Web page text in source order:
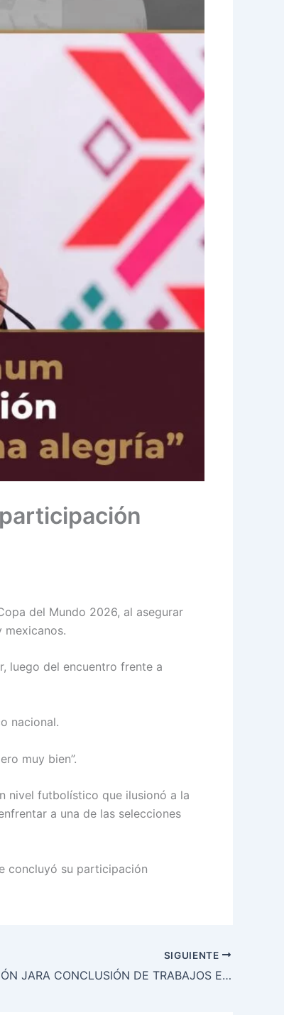
del Mundo 2026, al asegurar
mexicanos.
luego del encuentro frente a
nacional.
muy bien”.
nivel futbolístico que ilusionó a la
a una de las selecciones
concluyó su participación
SIGUIENTE
ANUNCIA SALOMÓN JARA CONCLUSIÓN DE TRABAJOS EN MACRO SECTOR SAN JUAN CHAPULTEPEC PARA LA DOTACIÓN DE AGUA POTABLE